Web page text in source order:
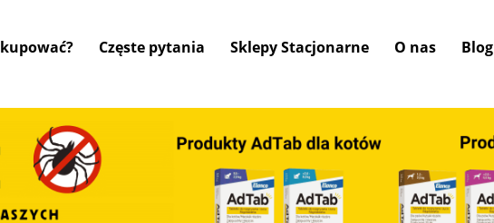
Częste pytania Sklepy Stacjonarne O nas Blog